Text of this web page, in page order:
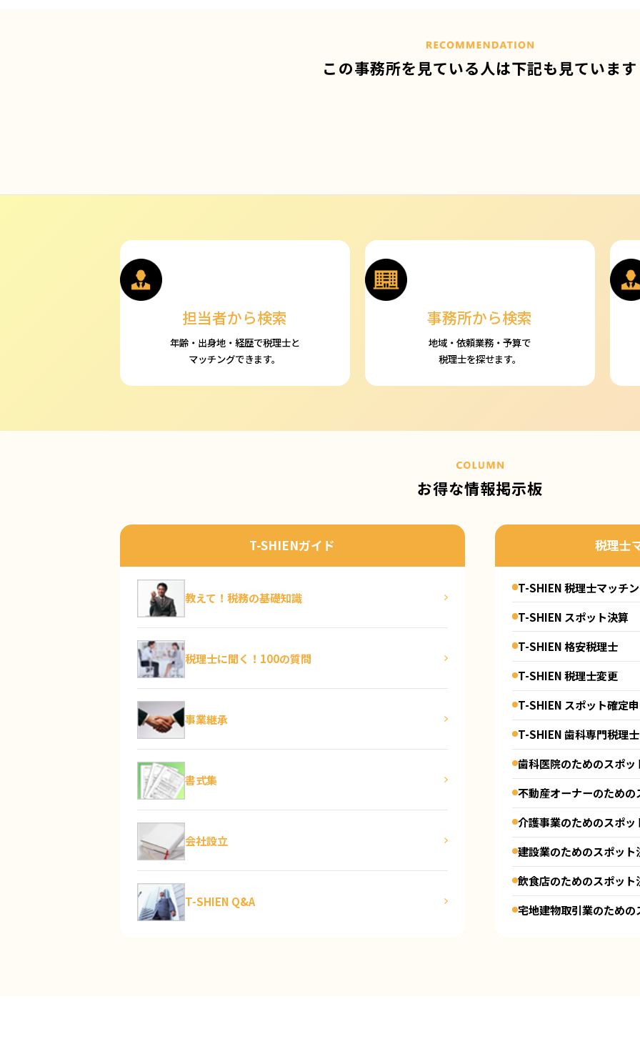
この事務所を見ている人は下記も見ています
担当者から検索
年齢・出身地・経歴で税理士と
マッチングできます。
事務所から検索
地域・依頼業務・予算で
税理士を探せます。
お得な情報掲示板
T-SHIENガイド
教えて！税務の基礎知識
税理士に聞く！100の質問
事業継承
書式集
会社設立
T-SHIEN Q&A
税理士
T-SHIEN 税理士マッチ
T-SHIEN スポット決算
T-SHIEN 格安税理士
T-SHIEN 税理士変更
T-SHIEN スポット確定
T-SHIEN 歯科専門税理士
歯科医院のためのスポッ
不動産オーナーのための
介護事業のためのスポッ
建設業のためのスポット
飲食店のためのスポット
宅地建物取引業のための